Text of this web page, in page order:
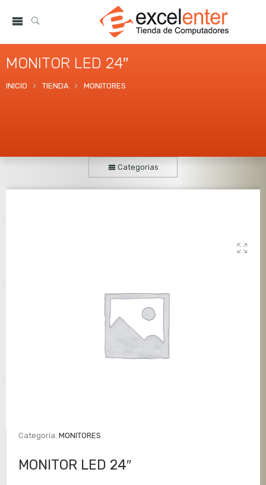
MONITOR LED 24″
INICIO TIENDA MONITORES
Categorias
Categoría:MONITORES
MONITOR LED 24″